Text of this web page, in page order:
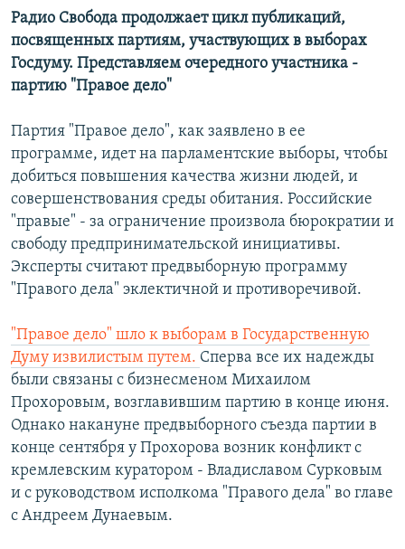
Все сайты РСЕ/РС
Радио Свобода продолжает цикл публикаций,
посвященных партиям, участвующих в выборах
Госдуму. Представляем очередного участника -
партию "Правое дело"
Партия "Правое дело", как заявлено в ее
программе, идет на парламентские выборы, чтобы
добиться повышения качества жизни людей, и
совершенствования среды обитания. Российские
"правые" - за ограничение произвола бюрократии и
свободу предпринимательской инициативы.
Эксперты считают предвыборную программу
"Правого дела" эклектичной и противоречивой.
"Правое дело" шло к выборам в Государственную
Думу извилистым путем. Сперва все их надежды
были связаны с бизнесменом Михаилом
Прохоровым, возглавившим партию в конце июня.
Однако накануне предвыборного съезда партии в
конце сентября у Прохорова возник конфликт с
кремлевским куратором - Владиславом Сурковым
и с руководством исполкома "Правого дела" во главе
с Андреем Дунаевым.